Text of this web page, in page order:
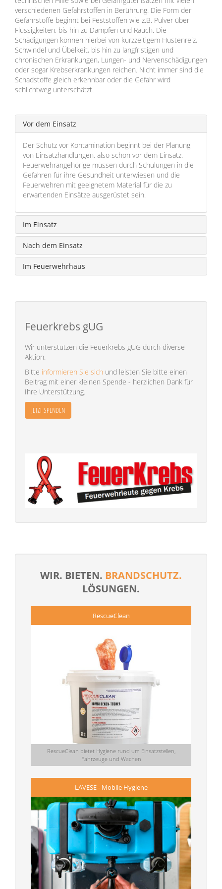
verschiedenen Gefahrstoffen in Berührung. Die Form der
Gefahrstoffe beginnt bei Feststoffen wie z.B. Pulver über
Flüssigkeiten, bis hin zu Dämpfen und Rauch. Die
Schädigungen können hierbei von kurzzeitigem Hustenreiz,
Schwindel und Übelkeit, bis hin zu langfristigen und
chronischen Erkrankungen, Lungen- und Nervenschädigungen
oder sogar Krebserkrankungen reichen. Nicht immer sind die
Schadstoffe gleich erkennbar oder die Gefahr wird
schlichtweg unterschätzt.
Vor dem Einsatz
Der Schutz vor Kontamination beginnt bei der Planung
von Einsatzhandlungen, also schon vor dem Einsatz.
Feuerwehrangehörige müssen durch Schulungen in die
Gefahren für ihre Gesundheit unterwiesen und die
Feuerwehren mit geeignetem Material für die zu
erwartenden Einsätze ausgerüstet sein.
Im Einsatz
Nach dem Einsatz
Im Feuerwehrhaus
Feuerkrebs gUG
Wir unterstützen die Feuerkrebs gUG durch diverse
Aktion.
Bitte informieren Sie sich und leisten Sie bitte einen
Beitrag mit einer kleinen Spende - herzlichen Dank für
Ihre Unterstützung.
JETZT SPENDEN
WIR. BIETEN. BRANDSCHUTZ.
LÖSUNGEN.
RescueClean
RescueClean bietet Hygiene rund um Einsatzstellen,
Fahrzeuge und Wachen
LAVESE - Mobile Hygiene